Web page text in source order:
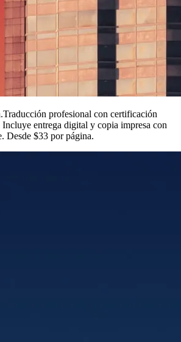
.Traducción profesional con certificación
entrega digital y copia impresa con
Desde $33 por página.